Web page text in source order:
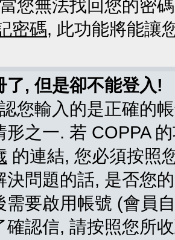
您無法找回您的密
密碼, 此功能將能讓
了, 但是卻不能登入!
您輸入的是正確的
形之一. 若 COPPA
的連結, 您必須按照
決問題的話, 是否您
需要啟用帳號 (會員
確認信, 請按照您所